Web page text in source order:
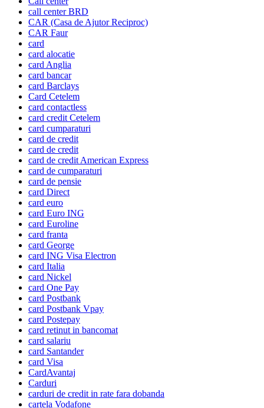
call center BRD
CAR (Casa de Ajutor Reciproc)
CAR Faur
card
card alocatie
card Anglia
card bancar
card Barclays
Card Cetelem
card contactless
card credit Cetelem
card cumparaturi
card de credit
card de credit
card de credit American Express
card de cumparaturi
card de pensie
card Direct
card euro
card Euro ING
card Euroline
card franta
card George
card ING Visa Electron
card Italia
card Nickel
card One Pay
card Postbank
card Postbank Vpay
card Postepay
card retinut in bancomat
card salariu
card Santander
card Visa
CardAvantaj
Carduri
carduri de credit in rate fara dobanda
cartela Vodafone